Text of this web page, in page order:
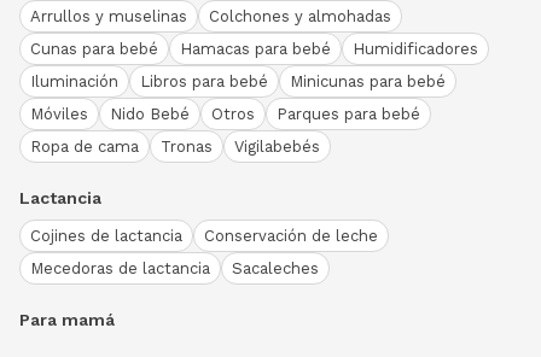
Arrullos y muselinas
Colchones y almohadas
Cunas para bebé
Hamacas para bebé
Humidificadores
Iluminación
Libros para bebé
Minicunas para bebé
Móviles
Nido Bebé Otros
Parques para bebé
Ropa de cama
Tronas Vigilabebés
Lactancia
Cojines de lactancia
Conservación de leche
Mecedoras de lactancia
Sacaleches
Para mamá